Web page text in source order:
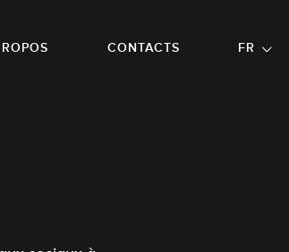
CONTACTS FR